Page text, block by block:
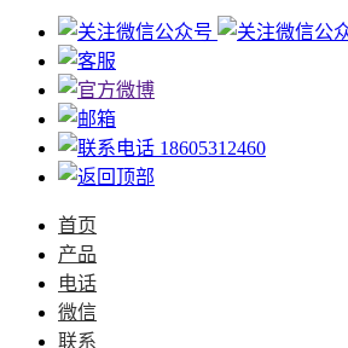
18605312460
首页
产品
电话
微信
联系